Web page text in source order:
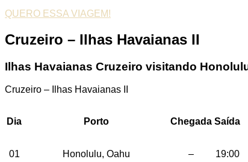
QUERO ESSA VIAGEM!
Cruzeiro – Ilhas Havaianas II
Ilhas Havaianas Cruzeiro visitando
Cruzeiro – Ilhas Havaianas II
Dia Porto Chegada Saída
01 Honolulu, Oahu – 19:00